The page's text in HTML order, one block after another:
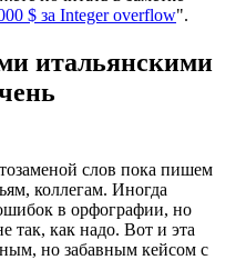
$ за Integer overflow".
итальянскими
слов пока пишем
коллегам. Иногда
в орфографии, но
так, как надо. Вот и эта
но забавным кейсом с